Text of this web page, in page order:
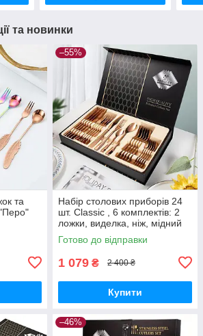
та новинки
та
–55%
Набір столових приборів 24
шт. Classic , 6 комплектів: 2
ложки, виделка, ніж, мідний
Готово до відправки
1 079 ₴ 2 400 ₴
Купити
–46%